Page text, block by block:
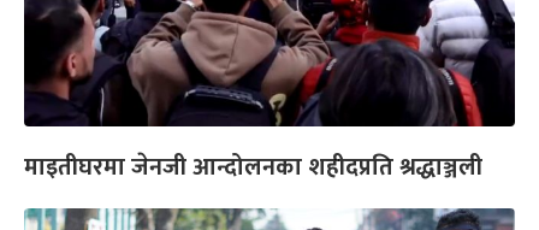
माइतीघरमा जेनजी आन्दोलनका शहीदप्रति श्रद्धाञ्जली